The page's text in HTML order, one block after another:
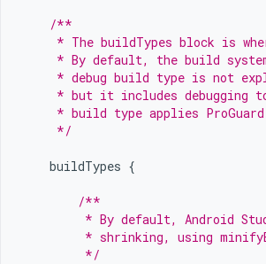
/**
* The buildTypes block is
* By default, the build
* debug build type is not
* but it includes debugging
* build type applies
     */
buildTypes {
/**
* By default, Android
* shrinking, using
         */